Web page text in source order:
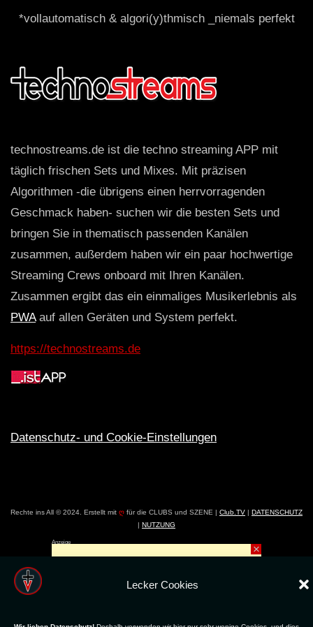
Lecker Cookies
*vollautomatisch & algori(y)thmisch _niemals perfekt
technostreams.de ist die techno streaming APP mit
täglich frischen Sets und Mixes. Mit präzisen
Algorithmen -die übrigens einen herrvorragenden
Geschmack haben- suchen wir die besten Sets und
bringen Sie in thematisch passenden Kanälen
zusammen, außerdem haben wir ein paar hochwertige
Streaming Crews onboard mit Ihren Kanälen.
Zusammen ergibt das ein einmaliges Musikerlebnis als
PWAauf allen Geräten und System perfekt.
https://technostreams.de
Datenschutz- und Cookie-Einstellungen
Rechte ins All © 2024. Erstellt mit ღ für die CLUBS und SZENE | Club.TV | DATENSCHUTZ
| NUTZUNG
Anzeige
×